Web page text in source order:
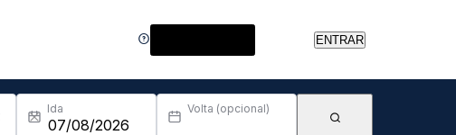
ENTRAR
Ida Volta (opcional)